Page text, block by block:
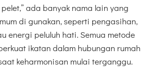
ada banyak nama lain yang
di gunakan, seperti pengasihan,
energi peluluh hati. Semua metode
ikatan dalam hubungan rumah
keharmonisan mulai terganggu.